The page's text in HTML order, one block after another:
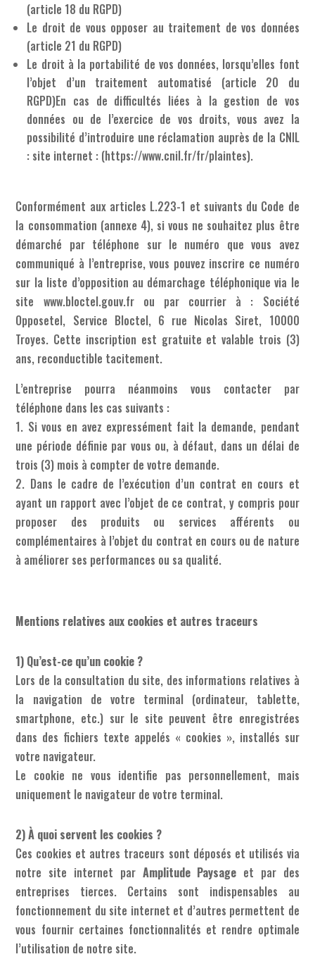
(article 18 du RGPD)
Le droit de vous opposer au traitement de vos données
(article 21 du RGPD)
Le droit à la portabilité de vos données, lorsqu’elles font
l’objet d’un traitement automatisé (article 20 du
RGPD)En cas de difficultés liées à la gestion de vos
données ou de l’exercice de vos droits, vous avez la
possibilité d’introduire une réclamation auprès de la CNIL
: site internet : (https://www.cnil.fr/fr/plaintes).
Conformément aux articles L.223-1 et suivants du Code de
la consommation (annexe 4), si vous ne souhaitez plus être
démarché par téléphone sur le numéro que vous avez
communiqué à l’entreprise, vous pouvez inscrire ce numéro
sur la liste d’opposition au démarchage téléphonique via le
site www.bloctel.gouv.fr ou par courrier à : Société
Opposetel, Service Bloctel, 6 rue Nicolas Siret, 10000
Troyes. Cette inscription est gratuite et valable trois (3)
ans, reconductible tacitement.
L’entreprise pourra néanmoins vous contacter par
téléphone dans les cas suivants :
1. Si vous en avez expressément fait la demande, pendant
une période définie par vous ou, à défaut, dans un délai de
trois (3) mois à compter de votre demande.
2. Dans le cadre de l’exécution d’un contrat en cours et
ayant un rapport avec l’objet de ce contrat, y compris pour
proposer des produits ou services afférents ou
complémentaires à l’objet du contrat en cours ou de nature
à améliorer ses performances ou sa qualité.
Mentions relatives aux cookies et autres traceurs
1) Qu’est-ce qu’un cookie ?
Lors de la consultation du site, des informations relatives à
la navigation de votre terminal (ordinateur, tablette,
smartphone, etc.) sur le site peuvent être enregistrées
dans des fichiers texte appelés « cookies », installés sur
votre navigateur.
Le cookie ne vous identifie pas personnellement, mais
uniquement le navigateur de votre terminal.
2) À quoi servent les cookies ?
Ces cookies et autres traceurs sont déposés et utilisés via
notre site internet par Amplitude Paysage et par des
entreprises tierces. Certains sont indispensables au
fonctionnement du site internet et d’autres permettent de
vous fournir certaines fonctionnalités et rendre optimale
l’utilisation de notre site.